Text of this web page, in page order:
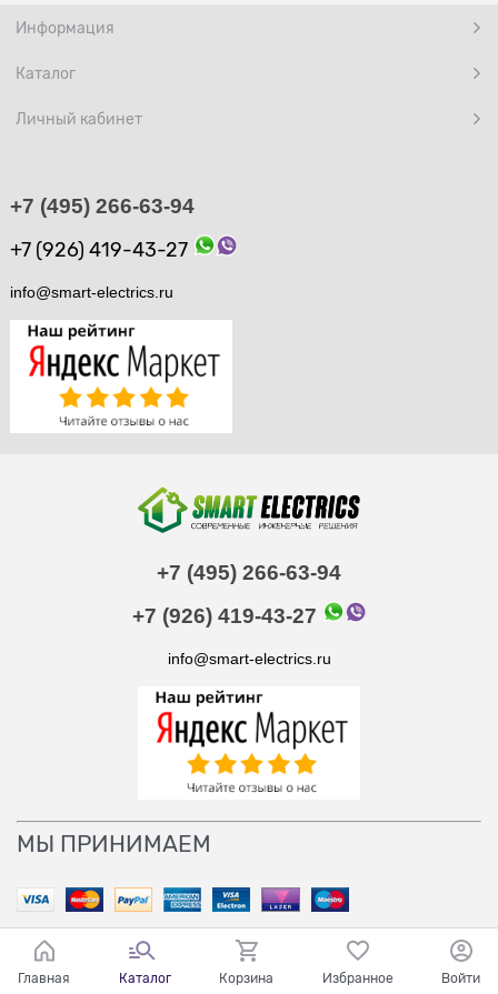
Информация
Каталог
Личный кабинет
+7 (495) 266-63-94
+7 (926) 419-43-27
info@smart-electrics.ru
+7 (495) 266-63-94
+7 (926) 419-43-27
info@smart-electrics.ru
МЫ ПРИНИМАЕМ
Главная Каталог Корзина Избранное Войти